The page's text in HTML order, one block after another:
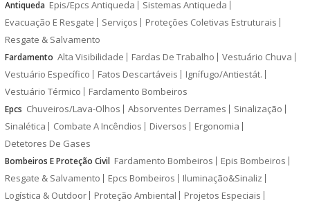
Antiqueda Epis/Epcs Antiqueda
Sistemas Antiqueda
Evacuação E Resgate
Serviços
Proteções Coletivas Estruturais
Resgate & Salvamento
Fardamento Alta Visibilidade Fardas De Trabalho
Vestuário Chuva
Vestuário Específico
Fatos Descartáveis
Ignífugo/Antiestát.
Vestuário Térmico
Fardamento Bombeiros
Epcs Chuveiros/Lava-Olhos Absorventes Derrames
Sinalização
Sinalética
Combate A Incêndios Diversos
Ergonomia
Detetores De Gases
Bombeiros E Proteção Civil Fardamento Bombeiros
Epis Bombeiros
Resgate & Salvamento
Epcs Bombeiros
Iluminação&Sinaliz
Logística & Outdoor
Proteção Ambiental
Projetos Especiais